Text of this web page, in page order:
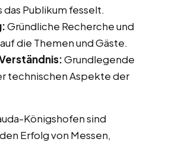
Publikum fesselt.
Gründliche Recherche und
die Themen und Gäste.
Grundlegende
technischen Aspekte der
Königshofen sind
Erfolg von Messen,